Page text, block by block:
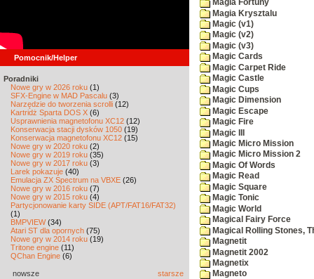
Pomocnik/Helper
Poradniki
Nowe gry w 2026 roku (1)
SFX-Engine w MAD Pascalu (3)
Narzędzie do tworzenia scrolli (12)
Kartridż Sparta DOS X (6)
Usprawnienia magnetofonu XC12 (12)
Konserwacja stacji dysków 1050 (19)
Konserwacja magnetofonu XC12 (15)
Nowe gry w 2020 roku (2)
Nowe gry w 2019 roku (35)
Nowe gry w 2017 roku (3)
Larek pokazuje (40)
Emulacja ZX Spectrum na VBXE (26)
Nowe gry w 2016 roku (7)
Nowe gry w 2015 roku (4)
Partycjonowanie karty SIDE (APT/FAT16/FAT32)
(1)
BMPVIEW(34)
Atari ST dla opornych (75)
Nowe gry w 2014 roku (19)
Tritone engine (11)
QChan Engine (6)
nowsze starsze
Magia Fortuny
Magia Krysztalu
Magic (v1)
Magic (v2)
Magic (v3)
Magic Cards
Magic Carpet Ride
Magic Castle
Magic Cups
Magic Dimension
Magic Escape
Magic Fire
Magic III
Magic Micro Mission
Magic Micro Mission 2
Magic Of Words
Magic Read
Magic Square
Magic Tonic
Magic World
Magical Fairy Force
Magical Rolling Stones,
Magnetit
Magnetit 2002
Magnetix
Magneto